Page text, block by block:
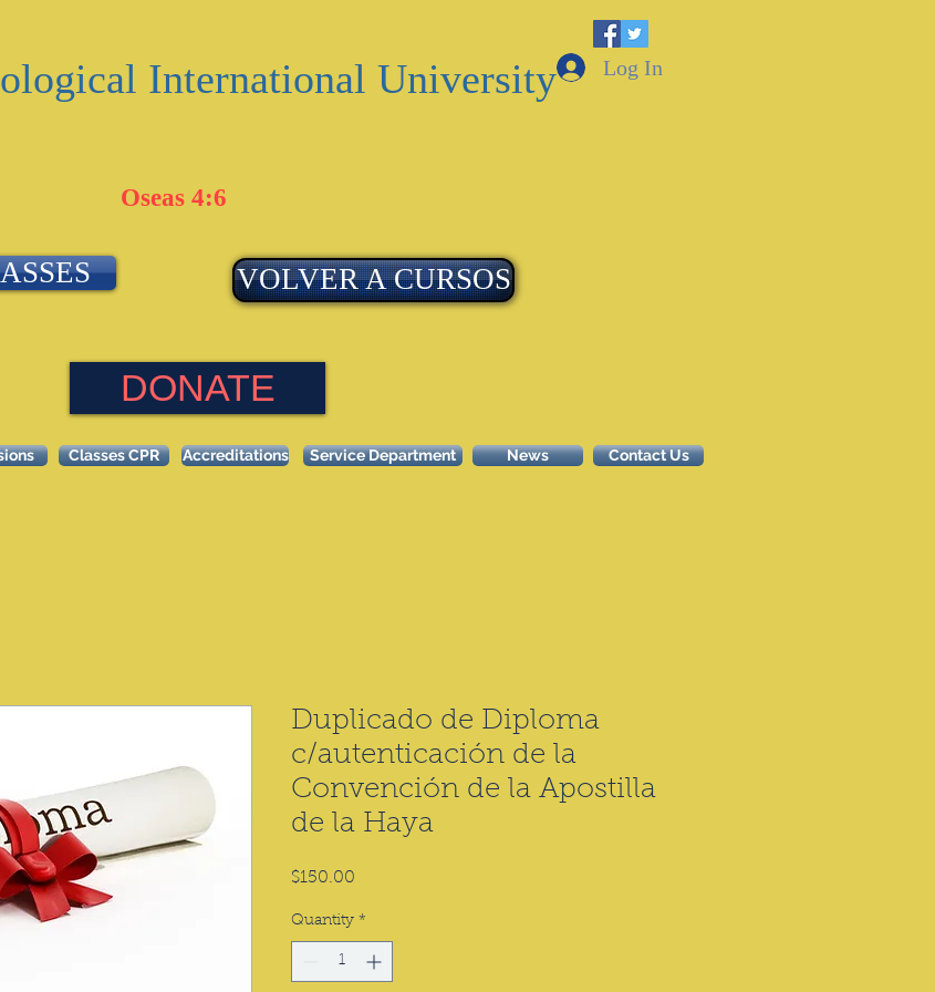
International University Log In
Oseas 4:6
VOLVER A CURSOS
DONATE
Classes CPR Accreditations Service Department News Contact Us
Duplicado de Diploma
c/autenticación de la
Convención de la Apostilla
de la Haya
$150.00
Quantity *